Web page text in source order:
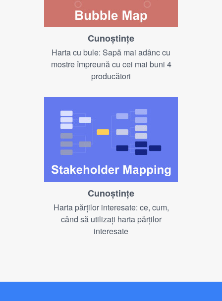
Cunoştinţe
Harta cu bule: Sapă mai adânc cu
mostre împreună cu cei mai buni 4
producători
Cunoştinţe
Harta părților interesate: ce, cum,
când să utilizați harta părților
interesate